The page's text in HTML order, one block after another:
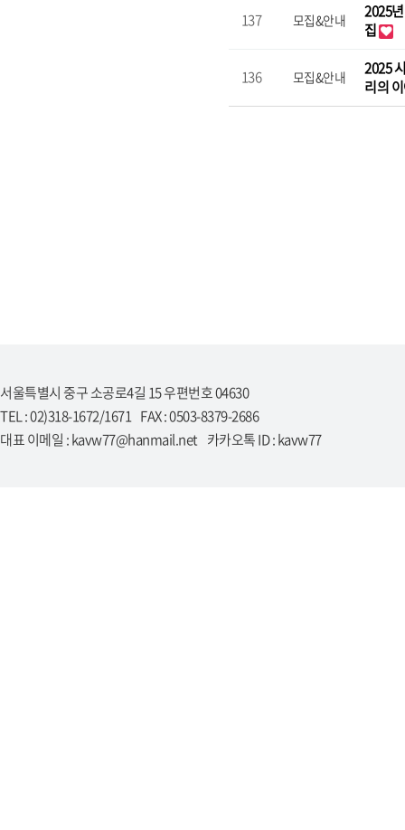
137 모집&안내
2025
집
136 모집&안내
2025
리의
서울특별시 중구 소공로4길 15 우편번호 04630
TEL : 02)318-1672/1671 FAX : 0503-8379-2686
대표 이메일 : kavw77@hanmail.net 카카오톡 ID : kavw77